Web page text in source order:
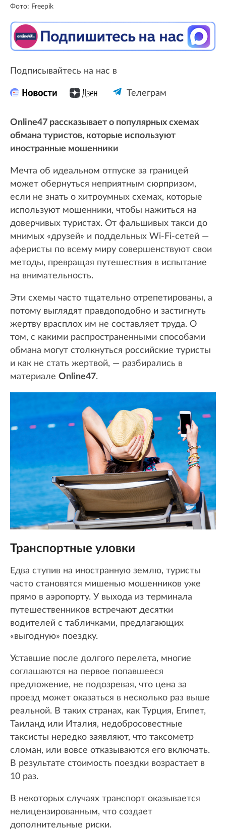
Фото: Freepik
Подписывайтесь на нас в
Телеграм
Online47 рассказывает о популярных схемах
обмана туристов, которые используют
иностранные мошенники
Мечта об идеальном отпуске за границей
может обернуться неприятным сюрпризом,
если не знать о хитроумных схемах, которые
используют мошенники, чтобы нажиться на
доверчивых туристах. От фальшивых такси до
мнимых «друзей» и поддельных Wi-Fi-сетей —
аферисты по всему миру совершенствуют свои
методы, превращая путешествия в испытание
на внимательность.
Эти схемы часто тщательно отрепетированы, а
потому выглядят правдоподобно и застигнуть
жертву врасплох им не составляет труда. О
том, с какими распространенными способами
обмана могут столкнуться российские туристы
и как не стать жертвой, — разбирались в
материале Online47.
Транспортные уловки
Едва ступив на иностранную землю, туристы
часто становятся мишенью мошенников уже
прямо в аэропорту. У выхода из терминала
путешественников встречают десятки
водителей с табличками, предлагающих
«выгодную» поездку.
Уставшие после долгого перелета, многие
соглашаются на первое попавшееся
предложение, не подозревая, что цена за
проезд может оказаться в несколько раз выше
реальной. В таких странах, как Турция, Египет,
Таиланд или Италия, недобросовестные
таксисты нередко заявляют, что таксометр
сломан, или вовсе отказываются его включать.
В результате стоимость поездки возрастает в
10 раз.
В некоторых случаях транспорт оказывается
нелицензированным, что создает
дополнительные риски.